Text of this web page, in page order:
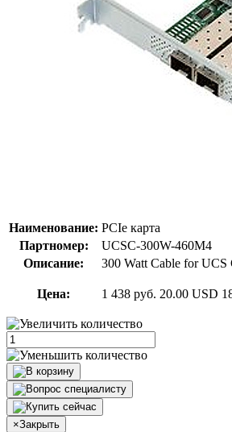
Наименование: PCIe карта
Партномер:
UCSC-300W-460M4
Описание:
300 Watt Cable for UCS
Цена: 1 438 руб. 20.00 USD
×Закрыть